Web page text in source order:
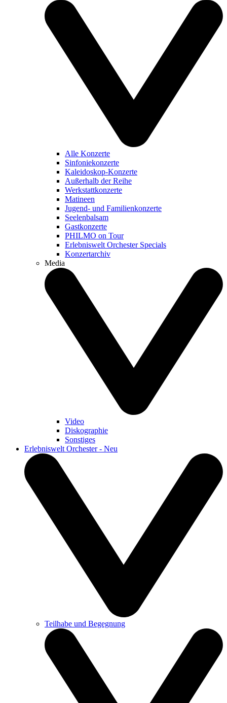
Alle Konzerte
Sinfoniekonzerte
Kaleidoskop-Konzerte
Außerhalb der Reihe
Werkstattkonzerte
Matineen
Jugend- und Familienkonzerte
Seelenbalsam
Gastkonzerte
PHILMO on Tour
Erlebniswelt Orchester Specials
Konzertarchiv
Media
Video
Diskographie
Sonstiges
Erlebniswelt Orchester - Neu
Teilhabe und Begegnung